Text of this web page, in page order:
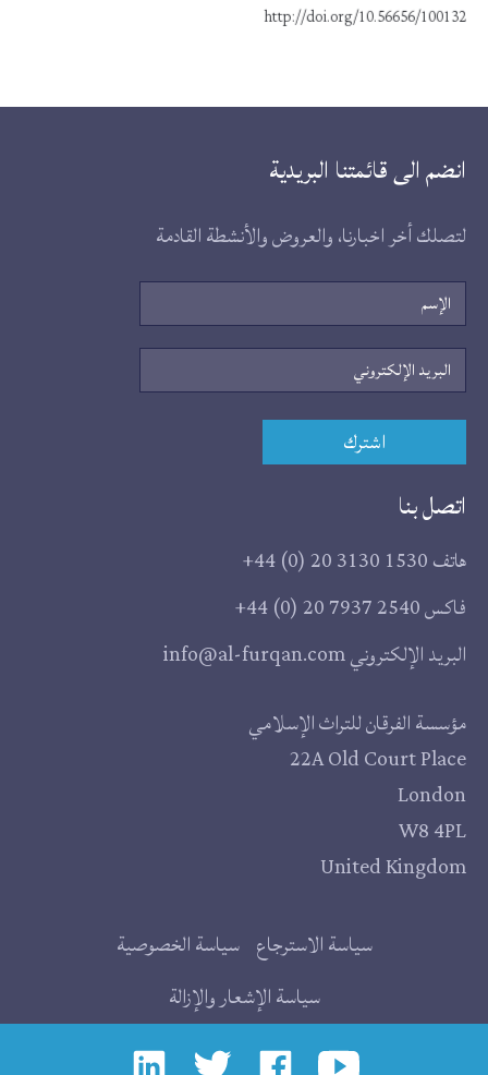
http://doi.org/10.56656/100132
انضم الى قائمتنا البريدية
لتصلك أخر اخبارنا، والعروض والأنشطة القادمة
الإسم
البريد
الإلكتروني
اشترك
اتصل بنا
هاتف+44 (0) 20 3130 1530
فاكس+44 (0) 20 7937 2540
البريد الإلكترونيinfo@al-furqan.com
مقر
المؤسسة
مؤسسة الفرقان للتراث الإسلامي
22A Old Court Place
London
W8 4PL
United Kingdom
سياسة الاسترجاع سياسة الخصوصية
سياسة الإشعار والإزالة